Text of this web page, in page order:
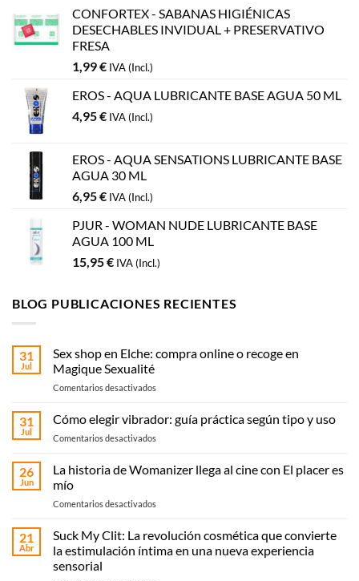
CONFORTEX - SABANAS HIGIÉNICAS
DESECHABLES INVIDUAL + PRESERVATIVO
FRESA
1,99€ IVA (Incl.)
EROS - AQUA LUBRICANTE BASE AGUA 50 ML
4,95€ IVA (Incl.)
EROS - AQUA SENSATIONS LUBRICANTE BASE
AGUA 30 ML
6,95€ IVA (Incl.)
PJUR - WOMAN NUDE LUBRICANTE BASE
AGUA 100 ML
15,95€ IVA (Incl.)
BLOG PUBLICACIONES RECIENTES
31
Jul
Sex shop en Elche: compra online o recoge en
Magique Sexualité
Comentarios desactivadosen
shop
en
Elche:
online
en
Sexualité
31
Jul
Cómo elegir vibrador: guía práctica según tipo y uso
Comentarios desactivadosen
elegir
vibrador:
práctica
tipo
26
Jun
La historia de Womanizer llega al cine con El placer es
mío
Comentarios desactivadosen
historia
de
Womanizer
21
Abr
Suck My Clit: La revolución cosmética que convierte
la estimulación íntima en una nueva experiencia
sensorial